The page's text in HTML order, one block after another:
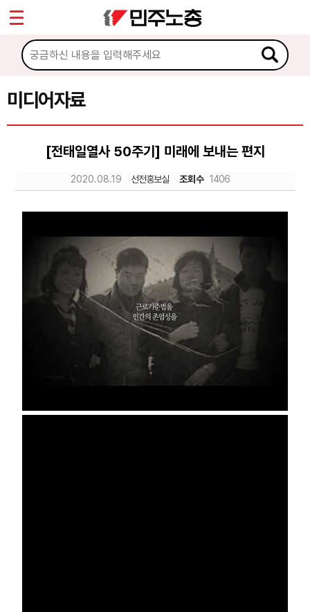
미디어자료
[전태일열사 50주기] 미래에 보내는 편지
2020.08.19 선전홍보실 조회수 1406
마이페이지
소개
소식
문서자료
이미지자료
카드뉴스
Sketchbook5, 스케치북5
Sketchbook5, 스케치북5